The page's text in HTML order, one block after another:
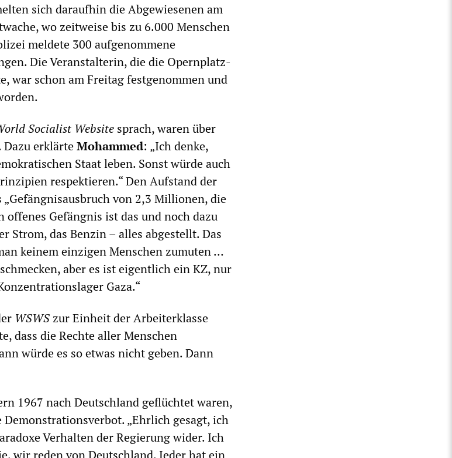
sich daraufhin die Abgewiesenen am
wo zeitweise bis zu 6.000 Menschen
meldete 300 aufgenommene
Die Veranstalterin, die die Opernplatz-
war schon am Freitag festgenommen und
Socialist Website sprach, waren über
erklärteMohammed: „Ich denke,
Staat leben. Sonst würde auch
respektieren.“ Den Aufstand der
von 2,3 Millionen, die
Gefängnis ist das und noch dazu
Strom, das Benzin – alles abgestellt. Das
keinem einzigen Menschen zumuten …
aber es ist eigentlich ein KZ, nur
Gaza.“
WSWS zur Einheit der Arbeiterklasse
dass die Rechte aller Menschen
würde es so etwas nicht geben. Dann
1967 nach Deutschland geflüchtet waren,
„Ehrlich gesagt, ich
Verhalten der Regierung wider. Ich
wir reden von Deutschland. Jeder hat ein